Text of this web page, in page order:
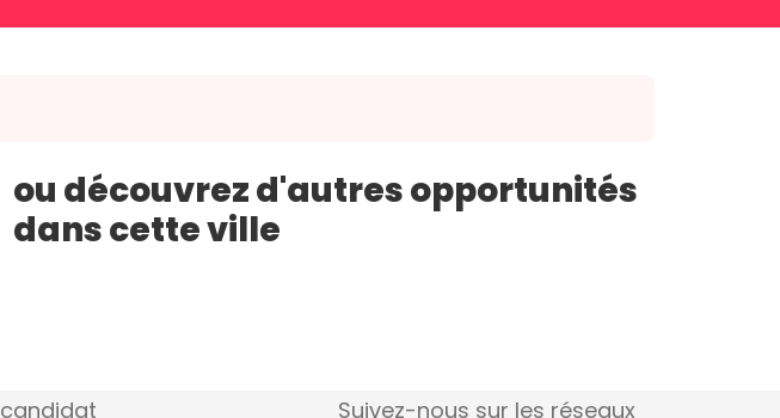
ou découvrez d'autres opportunités
dans cette ville
candidat Suivez-nous sur les réseaux